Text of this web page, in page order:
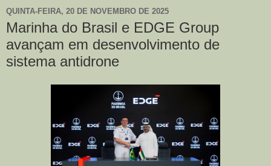
QUINTA-FEIRA, 20 DE NOVEMBRO DE 2025
Marinha do Brasil e EDGE Group
avançam em desenvolvimento de
sistema antidrone